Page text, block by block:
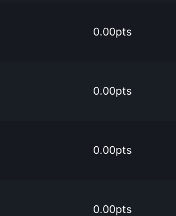
0.00pts
0.00pts
0.00pts
0.00pts